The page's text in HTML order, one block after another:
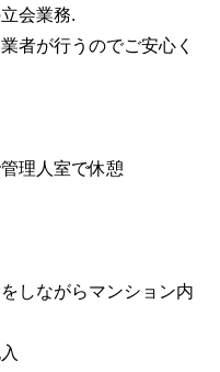
会業務.
者が行うのでご安心く
理人室で休憩
しながらマンション内